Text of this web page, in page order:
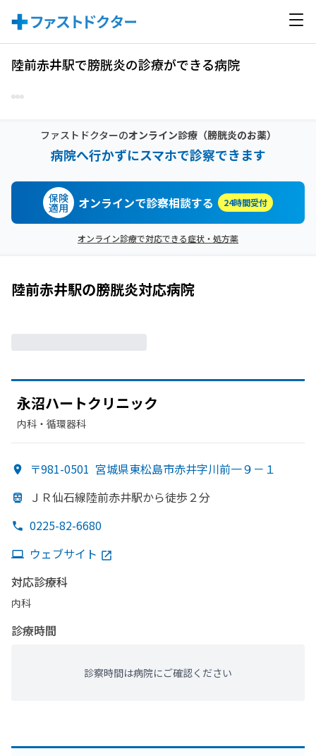
陸前赤井駅で膀胱炎の診療ができる病院
ファストドクターのオンライン診療（膀胱炎のお薬）
病院へ行かずにスマホで診察できます
保険
適用 オンラインで診察相談する 24時間受付
オンライン診療で対応できる症状・処方薬
陸前赤井駅の膀胱炎対応病院
永沼ハートクリニック
内科・​循環器科
〒981-0501 宮城県東松島市赤井字川前一９－１
ＪＲ仙石線陸前赤井駅から徒歩２分
0225-82-6680
ウェブサイト
対応診療科
内科
診療時間
診察時間は病院にご確認ください